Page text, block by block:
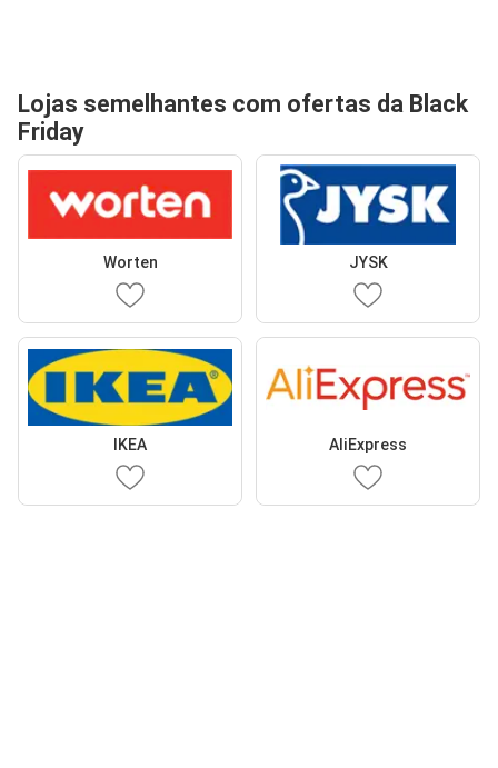
Lojas semelhantes com ofertas da Black
Friday
Worten JYSK
IKEA AliExpress